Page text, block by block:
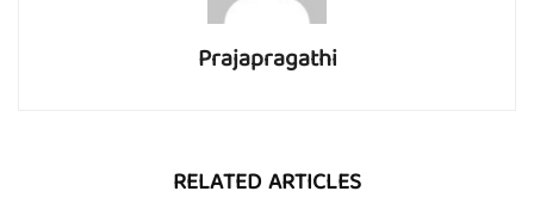
Prajapragathi
RELATED ARTICLES